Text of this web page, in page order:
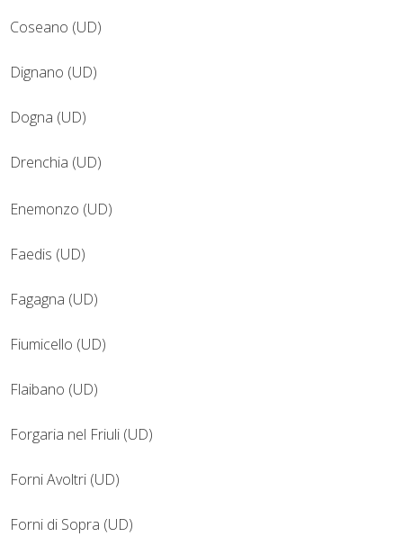
Coseano (UD)
Dignano (UD)
Dogna (UD)
Drenchia (UD)
Enemonzo (UD)
Faedis (UD)
Fagagna (UD)
Fiumicello (UD)
Flaibano (UD)
Forgaria nel Friuli (UD)
Forni Avoltri (UD)
Forni di Sopra (UD)